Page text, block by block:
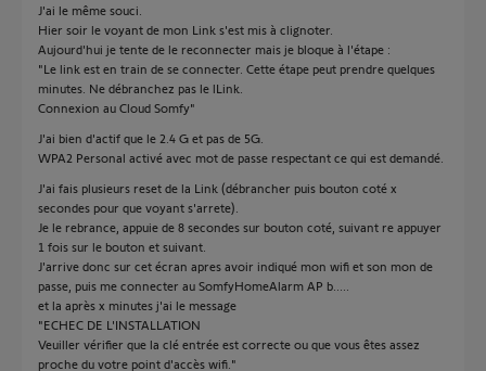
J'ai le même souci.
Hier soir le voyant de mon Link s'est mis à clignoter.
Aujourd'hui je tente de le reconnecter mais je bloque à l'étape :
"Le link est en train de se connecter. Cette étape peut prendre quelques
minutes. Ne débranchez pas le lLink.
Connexion au Cloud Somfy"
J'ai bien d'actif que le 2.4 G et pas de 5G.
WPA2 Personal activé avec mot de passe respectant ce qui est demandé.
J'ai fais plusieurs reset de la Link (débrancher puis bouton coté x
secondes pour que voyant s'arrete).
Je le rebrance, appuie de 8 secondes sur bouton coté, suivant re appuyer
1 fois sur le bouton et suivant.
J'arrive donc sur cet écran apres avoir indiqué mon wifi et son mon de
passe, puis me connecter au SomfyHomeAlarm AP b.....
et la après x minutes j'ai le message
"ECHEC DE L'INSTALLATION
Veuiller vérifier que la clé entrée est correcte ou que vous êtes assez
proche du votre point d'accès wifi."